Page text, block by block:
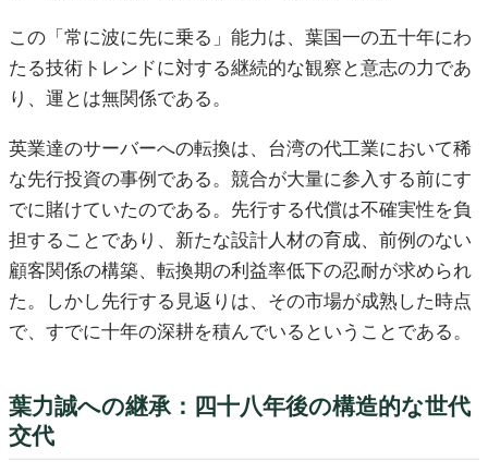
この「常に波に先に乗る」能力は、葉国一の五十年にわ
たる技術トレンドに対する継続的な観察と意志の力であ
り、運とは無関係である。
英業達のサーバーへの転換は、台湾の代工業において稀
な先行投資の事例である。競合が大量に参入する前にす
でに賭けていたのである。先行する代償は不確実性を負
担することであり、新たな設計人材の育成、前例のない
顧客関係の構築、転換期の利益率低下の忍耐が求められ
た。しかし先行する見返りは、その市場が成熟した時点
で、すでに十年の深耕を積んでいるということである。
葉力誠への継承：四十八年後の構造的な世代
交代